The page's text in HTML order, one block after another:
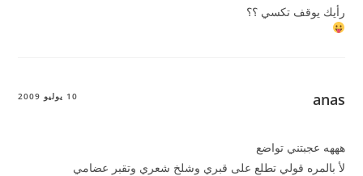
رأيك يوقف تكسي ؟؟
anas 10 يوليو 2009
هههه عجبتني تواضع
لأ بالمره قولي تطلع على قبري وشلخ شعري وتقبر عضامي